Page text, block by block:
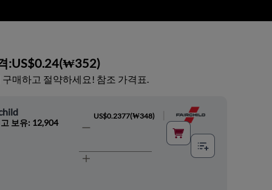
:US$0.24(₩352)
구매하고 절약하세요! 참조 가격표.
보유: 12,904
US$0.2377(₩348)